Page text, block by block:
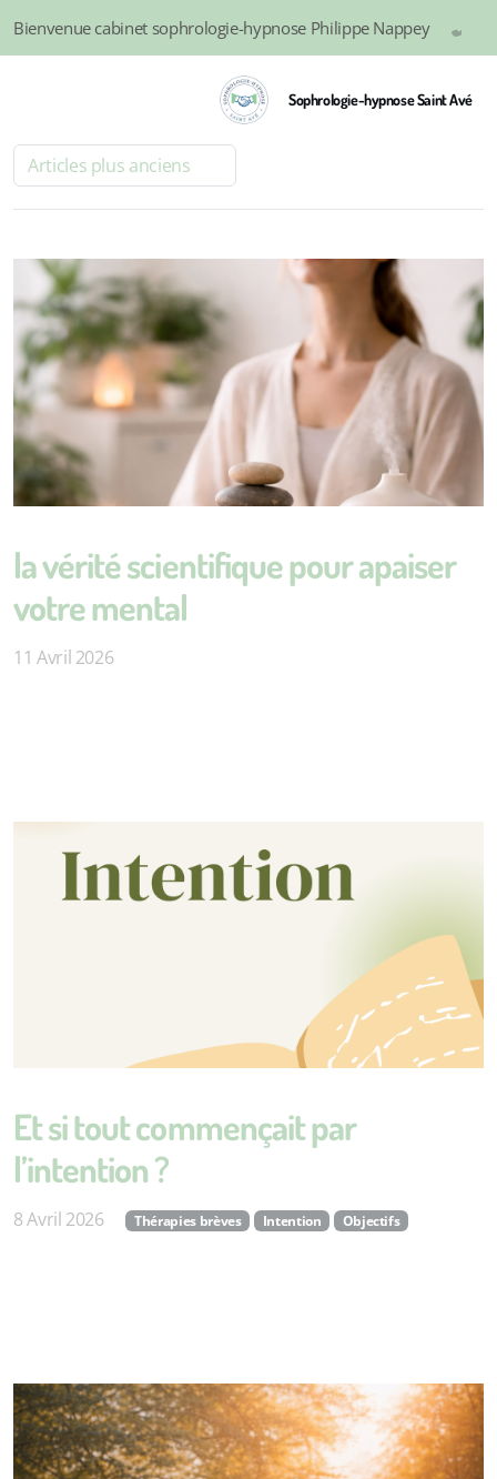
Bienvenue cabinet sophrologie-hypnose Philippe Nappey
Sophrologie-hypnose Saint Avé
Articles plus anciens
la vérité scientifique pour apaiser
votre mental
11 Avril 2026
Et si tout commençait par
l’intention ?
8 Avril 2026 Thérapies brèves Intention Objectifs